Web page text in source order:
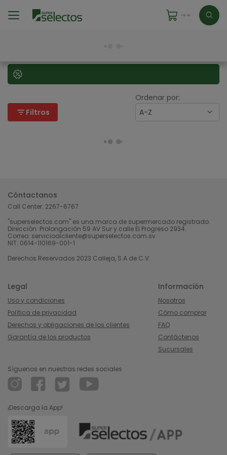
filter_list Filtros
Ordenar por:
A-Z
Cóntactanos
Call Center: 2267-6767
"superselectos.com" es una marca de supermercado registrado.
Dirección: Prolongación 59 AV Sur y calle El Progreso 2934.
Correo: servicioalcliente@superselectos.com.sv
NIT: 0614-110169-001-1
Derechos Reservados 2023 Calleja, S.A de C.V.
Legal
Uso y condiciones
Política de privacidad
Derechos y obligaciones de los clientes
Garantía de los productos
Información
Nosotros
Cómo comprar
FAQ
Contáctenos
Sucursales
Síguenos en nuestras redes sociales
¡Descarga la App!